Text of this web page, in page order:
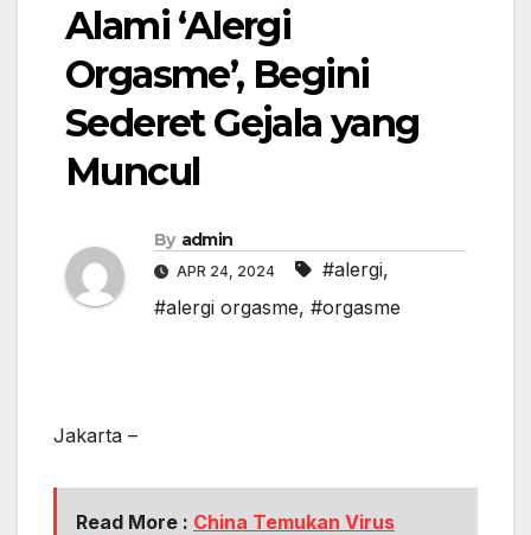
Alami ‘Alergi
Orgasme’, Begini
Sederet Gejala yang
Muncul
By admin
APR 24, 2024 #alergi,
#alergi orgasme, #orgasme
Jakarta –
Read More : China Temukan Virus